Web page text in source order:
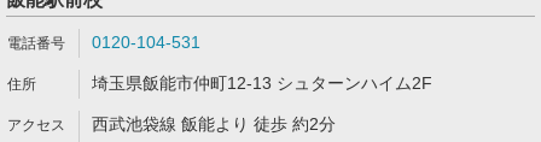
0120-104-531
埼玉県飯能市仲町12-13 シュターンハイム2F
西武池袋線 飯能より 徒歩 約2分